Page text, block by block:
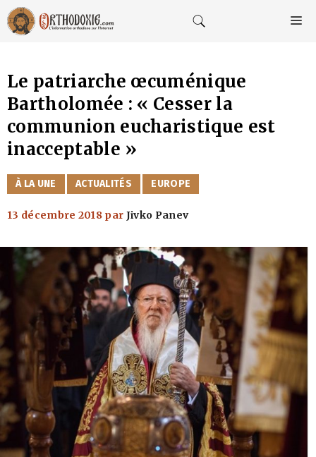
Aller
au
contenu
Le patriarche œcuménique
Bartholomée : « Cesser la
communion eucharistique est
inacceptable »
CATÉGORIES
À LA UNE ACTUALITÉS EUROPE
13 décembre 2018 par Jivko Panev